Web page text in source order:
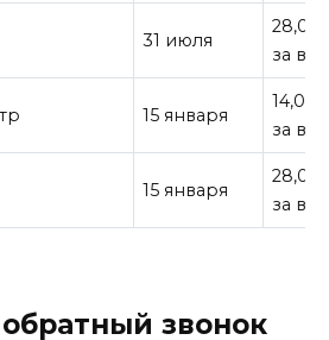
31 июля
за все
15 января
за все
15 января
за все
обратный звонок